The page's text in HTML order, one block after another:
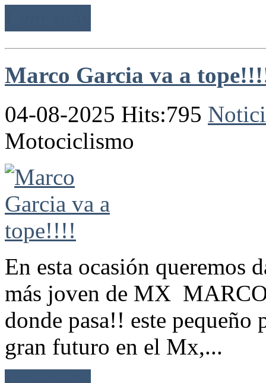
Marco Garcia va a
04-08-2025 Hits:795
Motociclismo
En esta ocasión queremos
más joven de MX
donde pasa!! este
gran futuro en el Mx,...